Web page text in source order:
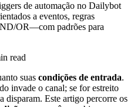
de automação no Dailybot
a eventos, regras
OR—com padrões para
read
suas condições de entrada.
invade o canal; se for estreito
disparam. Este artigo percorre os